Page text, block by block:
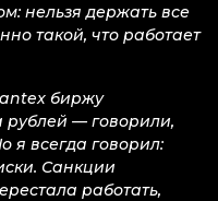
нельзя держать все
такой, что работает
биржу
рублей — говорили,
я всегда говорил:
Санкции
работать,